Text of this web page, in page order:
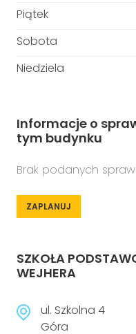
Piątek
Sobota
Niedziela
Informacje o
tym budynku
Brak podanych spraw
ZAPLANUJ
SZKOŁA
WEJHERA
ul. Szkolna 4
Góra